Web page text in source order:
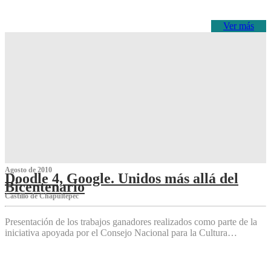
Ver más
Agosto de 2010
Doodle 4, Google. Unidos más allá del
Bicentenario
Castillo de Chapultepec
Presentación de los trabajos ganadores realizados como parte de la
iniciativa apoyada por el Consejo Nacional para la Cultura…